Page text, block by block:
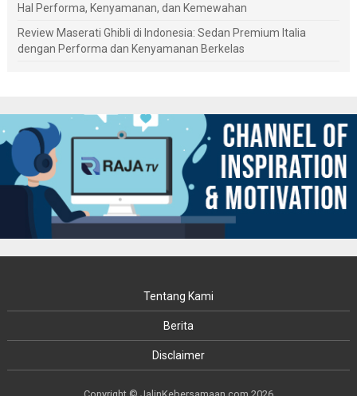
Hal Performa, Kenyamanan, dan Kemewahan
Review Maserati Ghibli di Indonesia: Sedan Premium Italia
dengan Performa dan Kenyamanan Berkelas
Tentang Kami
Berita
Disclaimer